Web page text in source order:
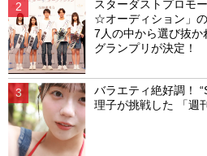
スターダストプロモ
☆オーディション」
7人の中から選び抜か
グランプリが決定！
バラエティ絶好調！
理子が挑戦した 「週